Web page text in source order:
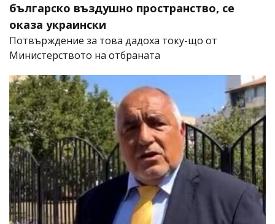
българско въздушно пространство, се
оказа украински
Потвърждение за това дадоха току-що от
Министерството на отбраната